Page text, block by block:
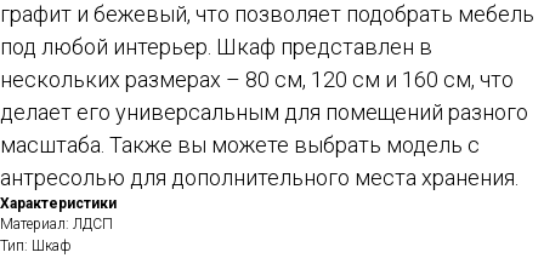
графит и бежевый, что позволяет подобрать мебель
под любой интерьер. Шкаф представлен в
нескольких размерах – 80 см, 120 см и 160 см, что
делает его универсальным для помещений разного
масштаба. Также вы можете выбрать модель с
антресолью для дополнительного места хранения.
Характеристики
Материал: ЛДСП
Тип: Шкаф